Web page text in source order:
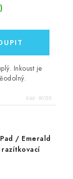
Inkoust je
Kód: 90155
/ Emerald